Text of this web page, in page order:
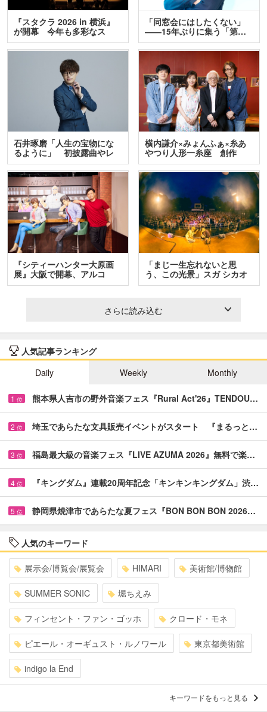
『スタクラ 2026 in 横浜』
が開幕 今年も多彩なス
テ…
「同窓会にはしたくない」
――15年ぶりに集う「第…
石井琢磨「人生の宝物にな
るように」 初披露曲やレ
ア…
横内謙介×みょんふぁ×糸あ
やつり人形一糸座 創作
人…
『シティーハンター大原画
展』大阪で開幕、アルコ
＆…
「まじ一生忘れないと思
う、この光景」スガ シカオ
と…
さらに読み込む
人気記事ランキング
Daily
Weekly Monthly
1 位 熊本県人吉市の野外音楽フェス『Rural Act'26』TENDOU…
2 位 埼玉であらたな文具販売イベントがスタート 『まるっと…
3 位 福島最大級の音楽フェス『LIVE AZUMA 2026』無料で楽…
4 位 『キングダム』連載20周年記念「キンキンキングダム」渋…
5 位 静岡県焼津市であらたな夏フェス『BON BON BON 2026…
人気のキーワード
展示会/博覧会/展覧会 HIMARI 美術館/博物館
SUMMER SONIC 堀ちえみ
フィンセント・ファン・ゴッホ クロード・モネ
ピエール・オーギュスト・ルノワール 東京都美術館
indigo la End
キーワードをもっと見る